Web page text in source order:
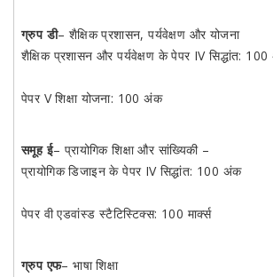
ग्रुप डी– शैक्षिक प्रशासन, पर्यवेक्षण और योजना
शैक्षिक प्रशासन और पर्यवेक्षण के पेपर IV सिद्धांत:
पेपर V शिक्षा योजना: 100 अंक
समूह ई– प्रायोगिक शिक्षा और सांख्यिकी –
प्रायोगिक डिजाइन के पेपर IV सिद्धांत: 100 अंक
पेपर वी एडवांस्ड स्टैटिस्टिक्स: 100 मार्क्स
ग्रुप एफ– भाषा शिक्षा